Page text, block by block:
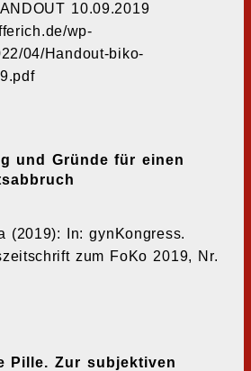
10.09.2019
wp-
04/Handout-biko-
und Gründe für einen
(2019): In: gynKongress.
zum FoKo 2019, Nr.
Pille. Zur subjektiven